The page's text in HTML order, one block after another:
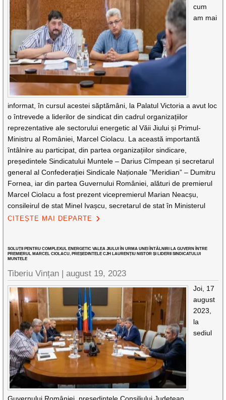
cum
am mai
informat, în cursul acestei săptămâni, la Palatul Victoria a avut loc
o întrevede a liderilor de sindicat din cadrul organizațiilor
reprezentative ale sectorului energetic al Văii Jiului și Primul-
Ministru al României, Marcel Ciolacu. La această importantă
întâlnire au participat, din partea organizațiilor sindicare,
președintele Sindicatului Muntele – Darius Cîmpean și secretarul
general al Confederației Sindicale Naționale ”Meridian” – Dumitru
Fornea, iar din partea Guvernului României, alături de premierul
Marcel Ciolacu a fost prezent vicepremierul Marian Neacșu,
consileirul de stat Minel Ivașcu, secretarul de stat în Ministerul
CITEȘTE MAI DEPARTE
SOLUȚII PENTRU COMPLEXUL ENERGETIC VALEA JIULUI ÎN URMA UNEI ÎNTÂLNIRI LA GUVERN ÎNTRE
PREMIERUL MARCEL CIOLACU, PREȘEDINTELE CJH LAURENȚIU NISTOR ȘI LIDERII SINDICATULUI
MUNTELE
Tiberiu Vințan |august 19, 2023
Joi, 17
august
2023,
la
sediul